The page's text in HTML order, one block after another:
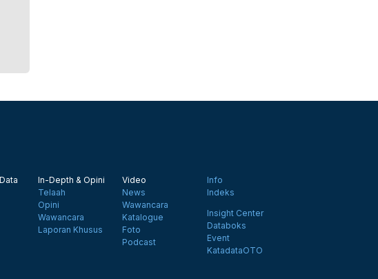
In-Depth & Opini
Telaah
Opini
Wawancara
Laporan Khusus
Video
News
Wawancara
Katalogue
Foto
Podcast
Info
Indeks
Insight Center
Databoks
Event
KatadataOTO